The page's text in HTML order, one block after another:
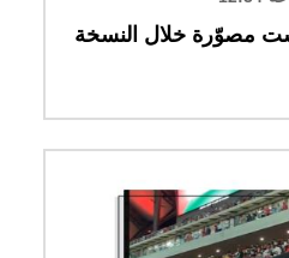
مصوّرة خلال النسخة